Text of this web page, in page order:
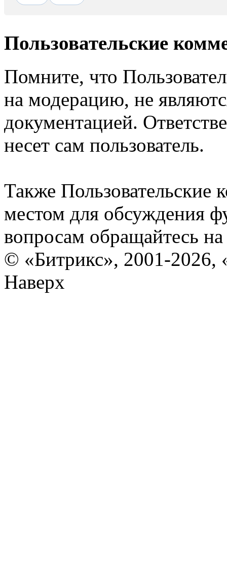
Пользовательские
Помните, что
на модерацию, не
документацией.
несет сам пользователь.
Также Пользовательские
местом для обсуждения
вопросам обращайтесь
© «Битрикс», 2001-2026,
Наверх